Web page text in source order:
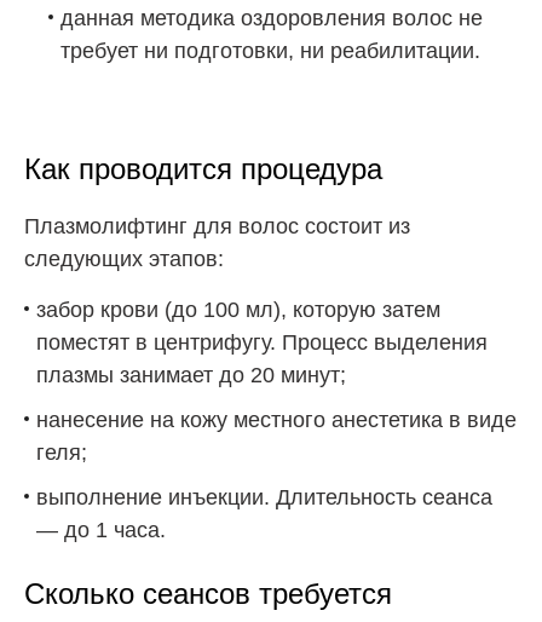
данная методика оздоровления волос не
требует ни подготовки, ни реабилитации.
Как проводится процедура
Плазмолифтинг для волос состоит из
следующих этапов:
забор крови (до 100 мл), которую затем
поместят в центрифугу. Процесс выделения
плазмы занимает до 20 минут;
нанесение на кожу местного анестетика в виде
геля;
выполнение инъекции. Длительность сеанса
— до 1 часа.
Сколько сеансов требуется